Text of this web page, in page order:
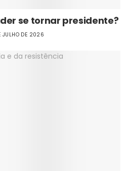
se tornar presidente?
JULHO DE 2026